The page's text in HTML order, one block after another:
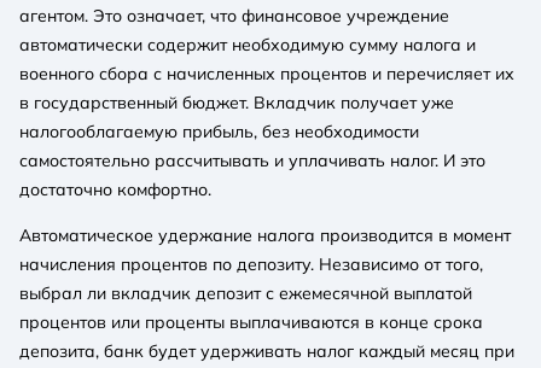
агентом. Это означает, что финансовое учреждение
автоматически содержит необходимую сумму налога и
военного сбора с начисленных процентов и перечисляет их
в государственный бюджет. Вкладчик получает уже
налогооблагаемую прибыль, без необходимости
самостоятельно рассчитывать и уплачивать налог. И это
достаточно комфортно.
Автоматическое удержание налога производится в момент
начисления процентов по депозиту. Независимо от того,
выбрал ли вкладчик депозит с ежемесячной выплатой
процентов или проценты выплачиваются в конце срока
депозита, банк будет удерживать налог каждый месяц при